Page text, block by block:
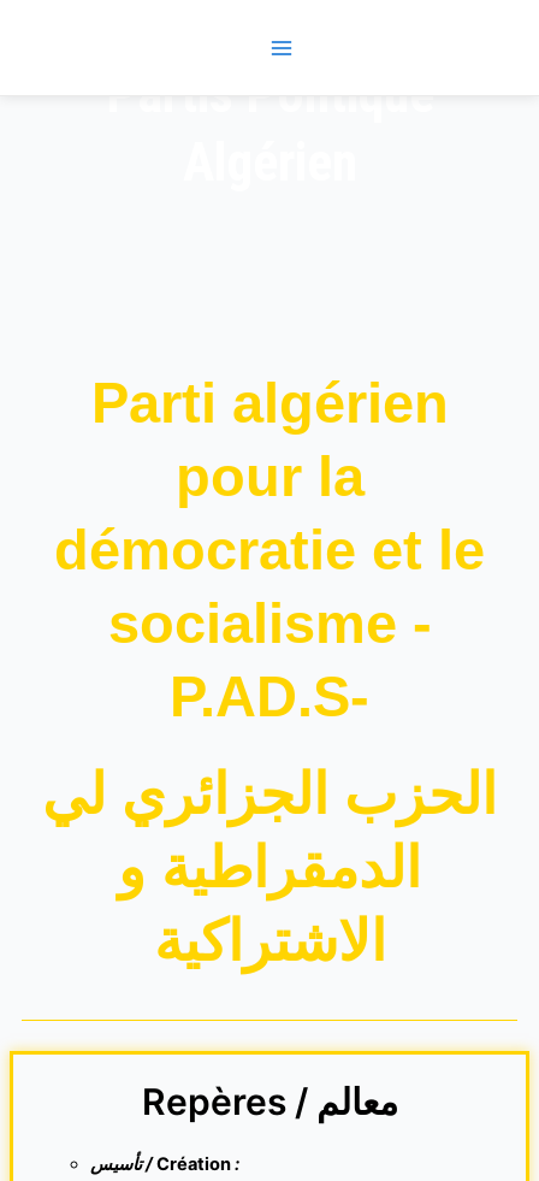
Parti algérien
pour la
démocratie et le
socialisme -
P.AD.S-
الحزب الجزائري لي
الدمقراطية و
الاشتراكية
Repères / معالم
تأسيس /Création: